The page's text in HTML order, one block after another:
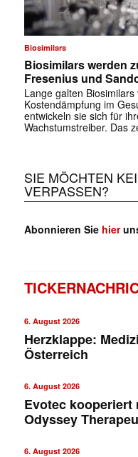
Biosimilars
Biosimilars werden
Fresenius und
Lange galten
Kostendämpfung im
entwickeln sie sich für
Wachstumstreiber. Das
SIE MÖCHTEN
VERPASSEN?
Abonnieren Sie hier
6. August 2026
Herzklappe:
Österreich
6. August 2026
Evotec kooperiert
Odyssey
6. August 2026